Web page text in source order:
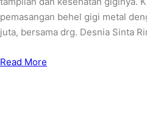
pemasangan behel gigi metal
juta, bersama drg. Desnia Sinta
Read More